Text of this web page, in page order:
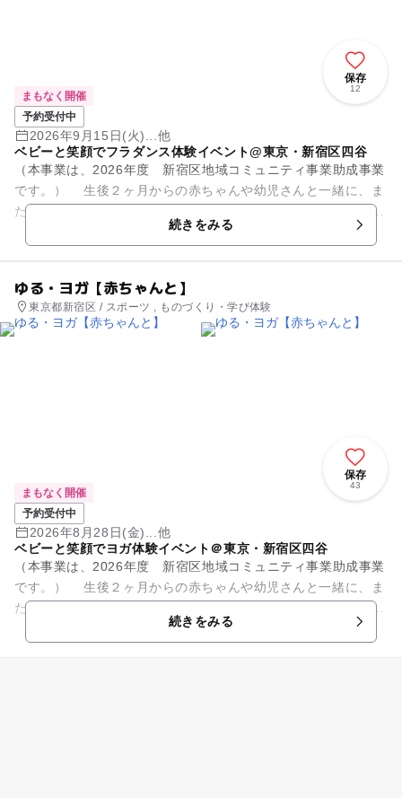
保存
12
まもなく開催
予約受付中
2026年9月15日(火)...他
ベビーと笑顔でフラダンス体験イベント@東京・新宿区四谷
（本事業は、2026年度 新宿区地域コミュニティ事業助成事業
です。） 生後２ヶ月からの赤ちゃんや幼児さんと一緒に、ま
た三世代でも楽しく参加できる優しいフラ体験です。 首元を支
続きをみる
ゆる・ヨガ【赤ちゃんと】
東京都新宿区 / スポーツ , ものづくり・学び体験
保存
43
まもなく開催
予約受付中
2026年8月28日(金)...他
ベビーと笑顔でヨガ体験イベント＠東京・新宿区四谷
（本事業は、2026年度 新宿区地域コミュニティ事業助成事業
です。） 生後２ヶ月からの赤ちゃんや幼児さんと一緒に、ま
た三世代でも楽しく参加できる優しいヨガ体験です。 座位の
続きをみる